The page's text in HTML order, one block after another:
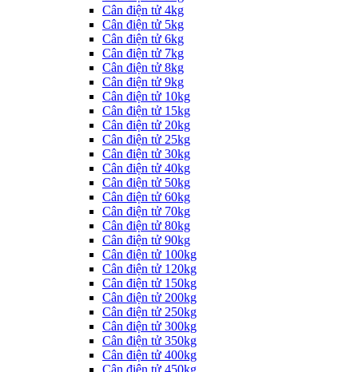
Cân điện tử 4kg
Cân điện tử 5kg
Cân điện tử 6kg
Cân điện tử 7kg
Cân điện tử 8kg
Cân điện tử 9kg
Cân điện tử 10kg
Cân điện tử 15kg
Cân điện tử 20kg
Cân điện tử 25kg
Cân điện tử 30kg
Cân điện tử 40kg
Cân điện tử 50kg
Cân điện tử 60kg
Cân điện tử 70kg
Cân điện tử 80kg
Cân điện tử 90kg
Cân điện tử 100kg
Cân điện tử 120kg
Cân điện tử 150kg
Cân điện tử 200kg
Cân điện tử 250kg
Cân điện tử 300kg
Cân điện tử 350kg
Cân điện tử 400kg